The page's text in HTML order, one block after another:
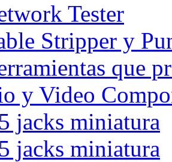
Tester
Stripper y
que
y Video
jacks miniatura
jacks miniatura